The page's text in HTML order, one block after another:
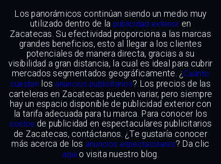
Los panorámicos continúan siendo un medio muy
utilizado dentro de la publicidad exterior en
Zacatecas. Su efectividad proporciona a las marcas
grandes beneficios, esto al llegar a los clientes
potenciales de manera directa, gracias a su
visibilidad a gran distancia, la cual es ideal para cubrir
mercados segmentados geográficamente. ¿ Cuánto
cuestan los anuncios publicitarios? Los precios de las
carteleras en Zacatecas pueden variar, pero siempre
hay un espacio disponible de publicidad exterior con
la tarifa adecuada para tu marca. Para conocer los
costos de publicidad en espectaculares publicitarios
de Zacatecas, contáctanos. ¿Te gustaría conocer
más acerca de los anuncios espectaculares? Da clic
aquío visita nuestro blog.